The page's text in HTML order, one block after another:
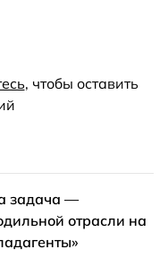
, чтобы оставить
задача —
отрасли на